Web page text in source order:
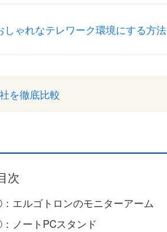
しゃれなテレワーク環境にする方法
を徹底比較
次
エルゴトロンのモニターアーム
ノートPCスタンド